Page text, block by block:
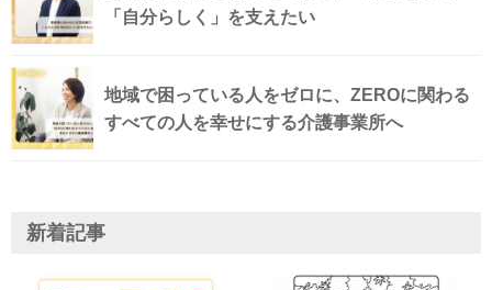
「自分らしく」を支えたい
地域で困っている人をゼロに、ZEROに関わる
すべての人を幸せにする介護事業所へ
新着記事